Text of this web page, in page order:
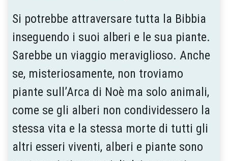
Si potrebbe attraversare tutta la Bibbia
inseguendo i suoi alberi e le sua piante.
Sarebbe un viaggio meraviglioso. Anche
se, misteriosamente, non troviamo
piante sull’Arca di Noè ma solo animali,
come se gli alberi non condividessero la
stessa vita e la stessa morte di tutti gli
altri esseri viventi, alberi e piante sono